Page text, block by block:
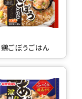
鶏ごぼうごはん